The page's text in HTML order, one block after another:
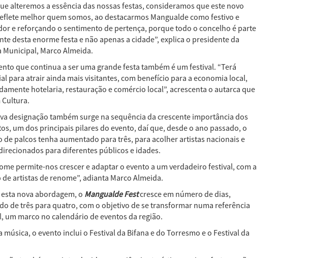
alteremos a essência das nossas festas, consideramos que este novo
melhor quem somos, ao destacarmos Mangualde como festivo e
e reforçando o sentimento de pertença, porque todo o concelho é parte
desta enorme festa e não apenas a cidade”, explica o presidente da
Municipal, Marco Almeida.
que continua a ser uma grande festa também é um festival. “Terá
para atrair ainda mais visitantes, com benefício para a economia local,
hotelaria, restauração e comércio local”, acrescenta o autarca que
Cultura.
designação também surge na sequência da crescente importância dos
um dos principais pilares do evento, daí que, desde o ano passado, o
de palcos tenha aumentado para três, para acolher artistas nacionais e
para diferentes públicos e idades.
permite-nos crescer e adaptar o evento a um verdadeiro festival, com a
de artistas de renome”, adianta Marco Almeida.
nova abordagem, o Mangualde Festcresce em número de dias,
de três para quatro, com o objetivo de se transformar numa referência
um marco no calendário de eventos da região.
música, o evento inclui o Festival da Bifana e do Torresmo e o Festival da